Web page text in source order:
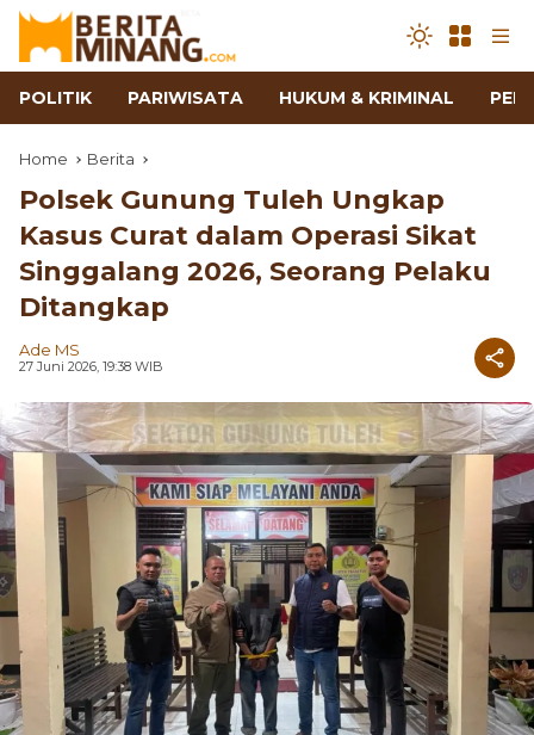
POLITIK PARIWISATA HUKUM & KRIMINAL
Home Berita
Polsek Gunung Tuleh Ungkap
Kasus Curat dalam Operasi Sikat
Singgalang 2026, Seorang Pelaku
Ditangkap
Ade MS
27 Juni 2026, 19:38 WIB